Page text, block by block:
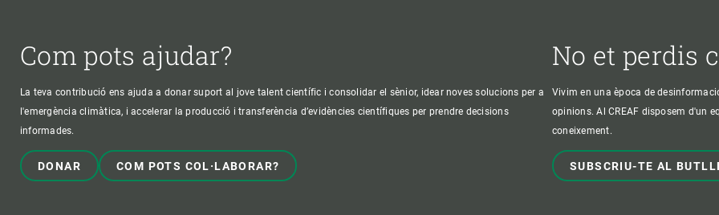
Com pots ajudar?
La teva contribució ens ajuda a donar suport al jove talent científic i consolidar el sènior, idear noves solucions per a
l'emergència climàtica, i accelerar la producció i transferència d’evidències científiques per prendre decisions
informades.
DONAR COM POTS COL·LABORAR?
No et perdis
Vivim en una època de
opinions. Al CREAF disposem d'un
coneixement.
SUBSCRIU-TE AL